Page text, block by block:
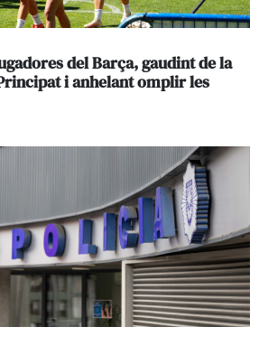
del Barça, gaudint de la
i anhelant omplir les